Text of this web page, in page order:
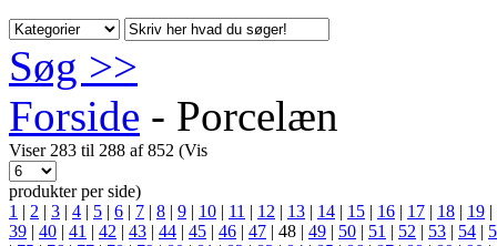
Søg >>
Forside - Porcelæn
Viser 283 til 288 af 852 (Vis
produkter per side)
1 | 2 | 3 | 4 | 5 | 6 | 7 | 8 | 9 | 10 | 11 | 12 | 13 | 14 | 15 | 16 | 17 | 18 | 19 |
39 | 40 | 41 | 42 | 43 | 44 | 45 | 46 | 47 | 48 | 49 | 50 | 51 | 52 | 53 | 54 |